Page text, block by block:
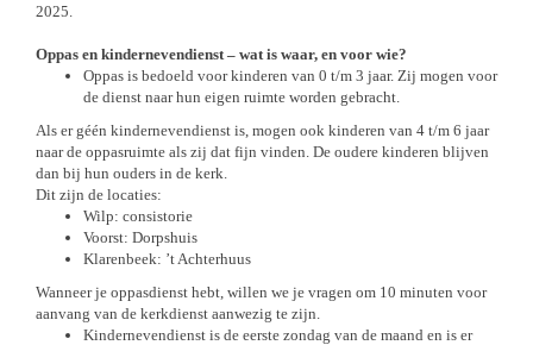
2025.
Oppas en kindernevendienst – wat is waar, en voor wie?
Oppas is bedoeld voor kinderen van 0 t/m 3 jaar. Zij mogen voor
de dienst naar hun eigen ruimte worden gebracht.
Als er géén kindernevendienst is, mogen ook kinderen van 4 t/m 6 jaar
naar de oppasruimte als zij dat fijn vinden. De oudere kinderen blijven
dan bij hun ouders in de kerk.
Dit zijn de locaties:
Wilp: consistorie
Voorst: Dorpshuis
Klarenbeek: ’t Achterhuus
Wanneer je oppasdienst hebt, willen we je vragen om 10 minuten voor
aanvang van de kerkdienst aanwezig te zijn.
Kindernevendienst is de eerste zondag van de maand en is er